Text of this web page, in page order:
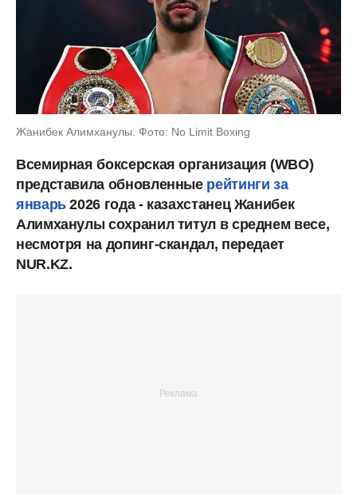
Жанибек Алимханулы. Фото: No Limit Boxing
Всемирная боксерская организация (WBO)
представила обновленные рейтинги за
январь2026 года - казахстанец Жанибек
Алимханулы сохранил титул в среднем весе,
несмотря на допинг-скандал, передает
NUR.KZ.